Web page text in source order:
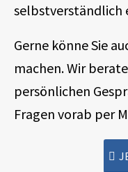
selbstverständlich
Gerne könne Sie
machen. Wir
persönlichen
Fragen vorab per